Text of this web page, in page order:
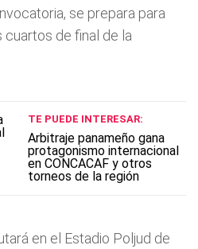
se prepara para
cuartos de final de la
TE PUEDE INTERESAR:
Arbitraje panameño gana
protagonismo internacional
en CONCACAF y otros
torneos de la región
en el Estadio Poljud de